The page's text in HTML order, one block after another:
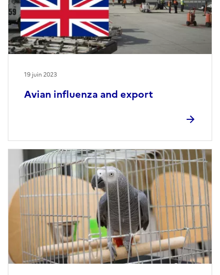
Avian influenza and export
19 juin 2023